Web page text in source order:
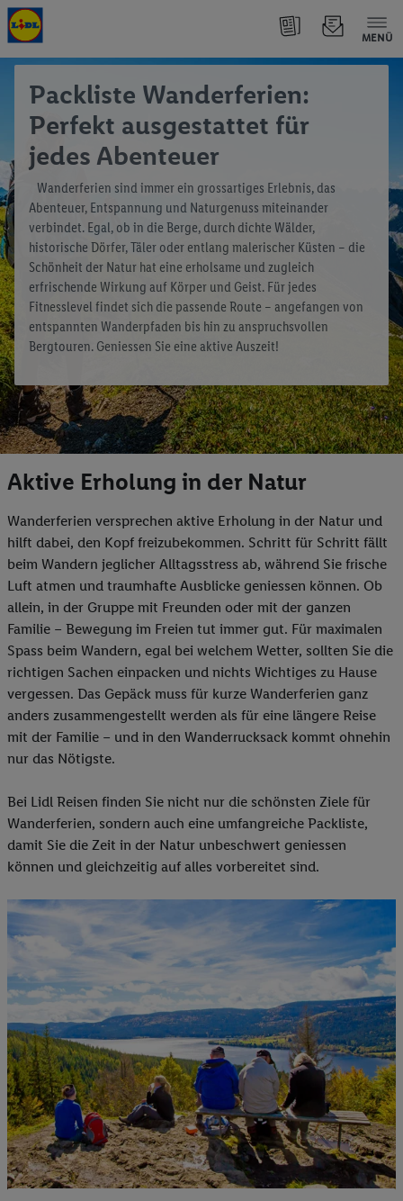
MENÜ
Packliste Wanderferien:
Perfekt ausgestattet für
jedes Abenteuer
Wanderferien sind immer ein grossartiges Erlebnis, das
Abenteuer, Entspannung und Naturgenuss miteinander
verbindet. Egal, ob in die Berge, durch dichte Wälder,
historische Dörfer, Täler oder entlang malerischer Küsten – die
Schönheit der Natur hat eine erholsame und zugleich
erfrischende Wirkung auf Körper und Geist. Für jedes
Fitnesslevel findet sich die passende Route – angefangen von
entspannten Wanderpfaden bis hin zu anspruchsvollen
Bergtouren. Geniessen Sie eine aktive Auszeit!
Aktive Erholung in der Natur
Wanderferien versprechen aktive Erholung in der Natur und
hilft dabei, den Kopf freizubekommen. Schritt für Schritt fällt
beim Wandern jeglicher Alltagsstress ab, während Sie frische
Luft atmen und traumhafte Ausblicke geniessen können. Ob
allein, in der Gruppe mit Freunden oder mit der ganzen
Familie – Bewegung im Freien tut immer gut. Für maximalen
Spass beim Wandern, egal bei welchem Wetter, sollten Sie die
richtigen Sachen einpacken und nichts Wichtiges zu Hause
vergessen. Das Gepäck muss für kurze Wanderferien ganz
anders zusammengestellt werden als für eine längere Reise
mit der Familie – und in den Wanderrucksack kommt ohnehin
nur das Nötigste.
Bei Lidl Reisen finden Sie nicht nur die schönsten Ziele für
Wanderferien, sondern auch eine umfangreiche Packliste,
damit Sie die Zeit in der Natur unbeschwert geniessen
können und gleichzeitig auf alles vorbereitet sind.